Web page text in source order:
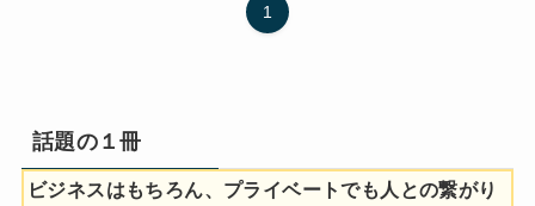
1
話題の１冊
ビジネスはもちろん、プライベートでも人との繋がり